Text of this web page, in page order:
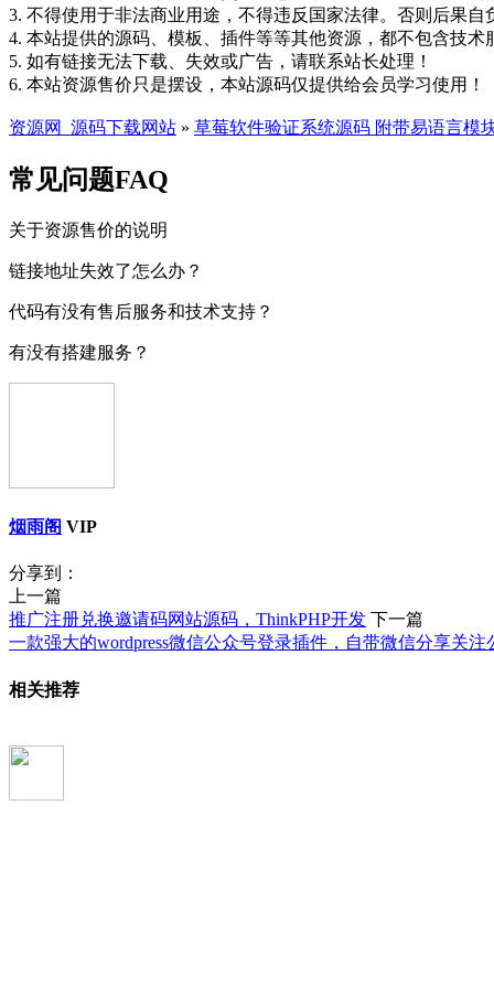
3. 不得使用于非法商业用途，不得违反国家法律。否则后果自
4. 本站提供的源码、模板、插件等等其他资源，都不包含技术
5. 如有链接无法下载、失效或广告，请联系站长处理！
6. 本站资源售价只是摆设，本站源码仅提供给会员学习使用！
资源网_源码下载网站 » 草莓软件验证系统源码 附带易语言模
常见问题FAQ
关于资源售价的说明
链接地址失效了怎么办？
代码有没有售后服务和技术支持？
有没有搭建服务？
烟雨阁 VIP
分享到：
上一篇
推广注册兑换邀请码网站源码，ThinkPHP开发
下一篇
一款强大的wordpress微信公众号登录插件，自带微信分享关
相关推荐